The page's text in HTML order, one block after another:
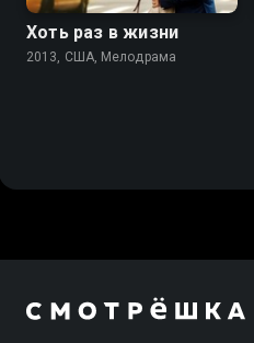
Хоть раз в жизни
2013, США, Мелодрама